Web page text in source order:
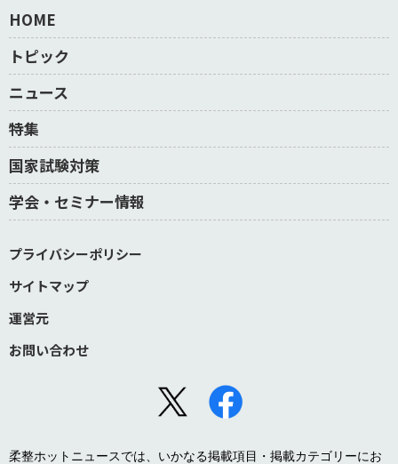
HOME
トピック
ニュース
特集
国家試験対策
学会・セミナー情報
プライバシーポリシー
サイトマップ
運営元
お問い合わせ
柔整ホットニュースでは、いかなる掲載項目・掲載カテゴリーにお